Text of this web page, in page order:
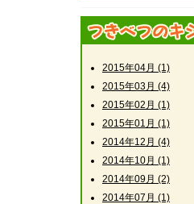
2015年04月 (1)
2015年03月 (4)
2015年02月 (1)
2015年01月 (1)
2014年12月 (4)
2014年10月 (1)
2014年09月 (2)
2014年07月 (1)